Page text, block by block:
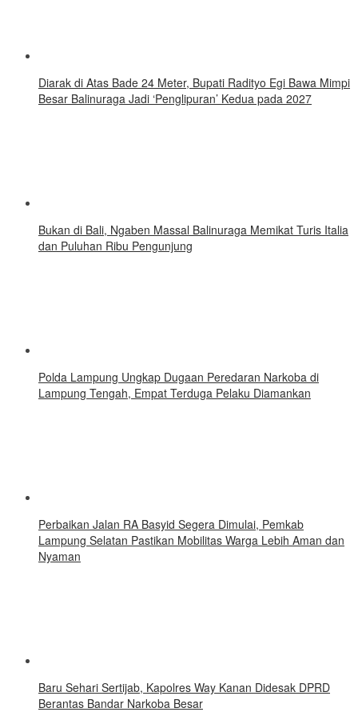
Diarak di Atas Bade 24 Meter, Bupati Radityo Egi Bawa Mimpi
Besar Balinuraga Jadi ‘Penglipuran’ Kedua pada 2027
Bukan di Bali, Ngaben Massal Balinuraga Memikat Turis Italia
dan Puluhan Ribu Pengunjung
Polda Lampung Ungkap Dugaan Peredaran Narkoba di
Lampung Tengah, Empat Terduga Pelaku Diamankan
Perbaikan Jalan RA Basyid Segera Dimulai, Pemkab
Lampung Selatan Pastikan Mobilitas Warga Lebih Aman dan
Nyaman
Baru Sehari Sertijab, Kapolres Way Kanan Didesak DPRD
Berantas Bandar Narkoba Besar